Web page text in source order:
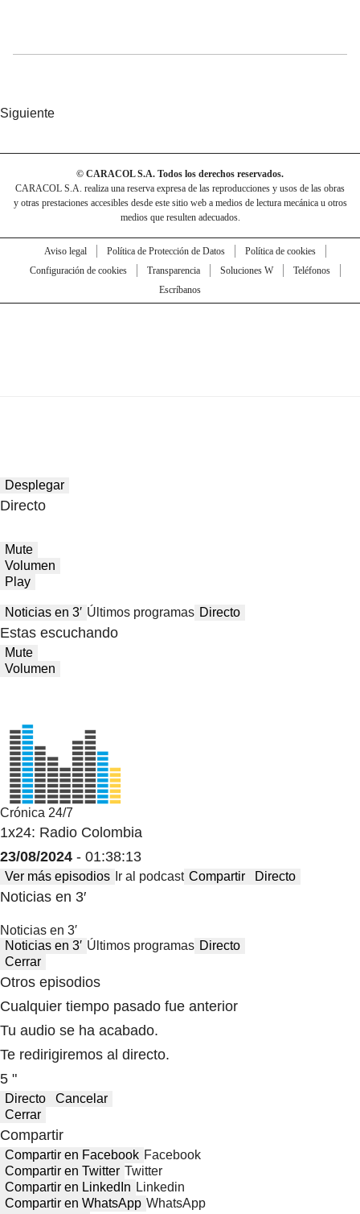
Siguiente
© CARACOL S.A. Todos los derechos reservados.
CARACOL S.A. realiza una reserva expresa de las reproducciones y usos de las obras
y otras prestaciones accesibles desde este sitio web a medios de lectura mecánica u otros
medios que resulten adecuados.
Aviso legal Política de Protección de Datos
Política de cookies
Configuración de cookies
Transparencia Soluciones W
Teléfonos
Escríbanos
Desplegar
Directo
Mute
Volumen
Play
Noticias en 3′ Últimos programas Directo
Estas escuchando
Mute
Volumen
Crónica 24/7
1x24: Radio Colombia
23/08/2024 - 01:38:13
Ver más episodios Ir al podcast Compartir Directo
Noticias en 3′
Noticias en 3′
Noticias en 3′ Últimos programas Directo
Cerrar
Otros episodios
Cualquier tiempo pasado fue anterior
Tu audio se ha acabado.
Te redirigiremos al directo.
5 "
Directo
Cancelar
Cerrar
Compartir
Compartir en Facebook Facebook
Compartir en Twitter Twitter
Compartir en LinkedIn Linkedin
Compartir en WhatsApp WhatsApp